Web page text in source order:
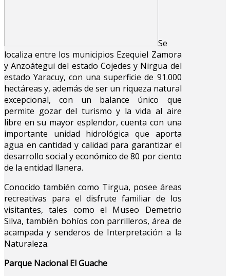
Se
localiza entre los municipios Ezequiel Zamora
y Anzoátegui del estado Cojedes y Nirgua del
estado Yaracuy, con una superficie de 91.000
hectáreas y, además de ser un riqueza natural
excepcional, con un balance único que
permite gozar del turismo y la vida al aire
libre en su mayor esplendor, cuenta con una
importante unidad hidrológica que aporta
agua en cantidad y calidad para garantizar el
desarrollo social y económico de 80 por ciento
de la entidad llanera.
Conocido también como Tirgua, posee áreas
recreativas para el disfrute familiar de los
visitantes, tales como el Museo Demetrio
Silva, también bohíos con parrilleros, área de
acampada y senderos de Interpretación a la
Naturaleza.
Parque Nacional El Guache